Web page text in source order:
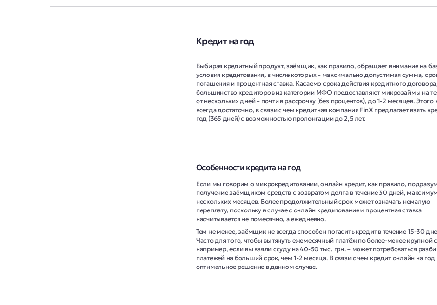
Кредит на год
Выбирая кредитный продукт, заёмщик, как правило, обращает внимание на
условия кредитования, в числе которых – максимально допустимая сумма,
погашения и процентная ставка. Касаемо срока действия кредитного договора,
большинство кредиторов из категории МФО предоставляют микрозаймы на
от нескольких дней – почти в рассрочку (без процентов), до 1-2 месяцев. Этого
всегда достаточно, в связи с чем кредитная компания FinX предлагает взять
год (365 дней) с возможностью пролонгации до 2,5 лет.
Особенности кредита на год
Если мы говорим о микрокредитовании, онлайн кредит, как правило,
получение заёмщиком средств с возвратом долга в течение 30 дней,
нескольких месяцев. Более продолжительный срок может означать немалую
переплату, поскольку в случае с онлайн кредитованием процентная ставка
насчитывается не помесячно, а ежедневно.
Тем не менее, заёмщик не всегда способен погасить кредит в течение 15-30
Часто для того, чтобы вытянуть ежемесячный платёж по более-менее крупной
например, если вы взяли ссуду на 40-50 тыс. грн. – может потребоваться
платежей на больший срок, чем 1-2 месяца. В связи с чем кредит онлайн на год
оптимальное решение в данном случае.